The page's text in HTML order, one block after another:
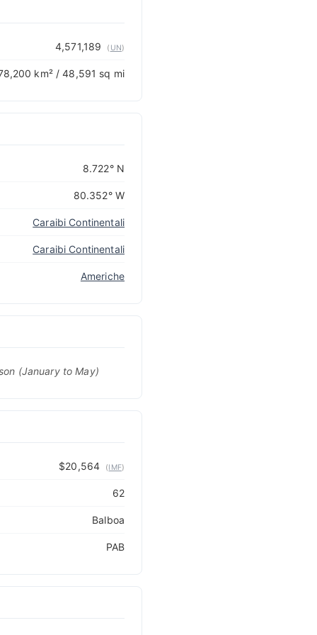
4,571,189 ( UN)
km² / 48,591 sq mi
8.722° N
80.352° W
Caraibi Continentali
Caraibi Continentali
Americhe
(January to May)
$20,564 (IMF)
62
Balboa
PAB